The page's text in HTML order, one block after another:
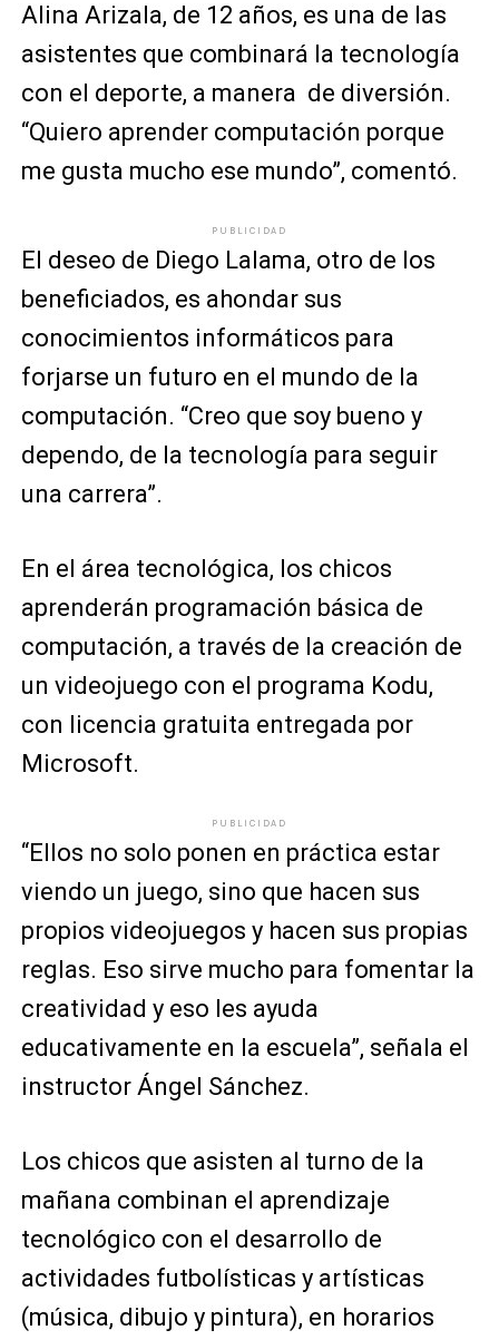
Alina Arizala, de 12 años, es una de las
asistentes que combinará la tecnología
con el deporte, a manera de diversión.
“Quiero aprender computación porque
me gusta mucho ese mundo”, comentó.
PUBLICIDAD
El deseo de Diego Lalama, otro de los
beneficiados, es ahondar sus
conocimientos informáticos para
forjarse un futuro en el mundo de la
computación. “Creo que soy bueno y
dependo, de la tecnología para seguir
una carrera”.
En el área tecnológica, los chicos
aprenderán programación básica de
computación, a través de la creación de
un videojuego con el programa Kodu,
con licencia gratuita entregada por
Microsoft.
PUBLICIDAD
“Ellos no solo ponen en práctica estar
viendo un juego, sino que hacen sus
propios videojuegos y hacen sus propias
reglas. Eso sirve mucho para fomentar la
creatividad y eso les ayuda
educativamente en la escuela”, señala el
instructor Ángel Sánchez.
Los chicos que asisten al turno de la
mañana combinan el aprendizaje
tecnológico con el desarrollo de
actividades futbolísticas y artísticas
(música, dibujo y pintura), en horarios